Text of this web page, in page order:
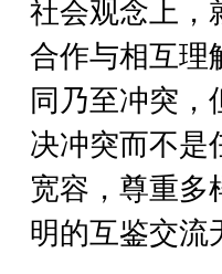
社会观念上，
合作与相互理
同乃至冲突，
决冲突而不是
宽容，尊重多
明的互鉴交流